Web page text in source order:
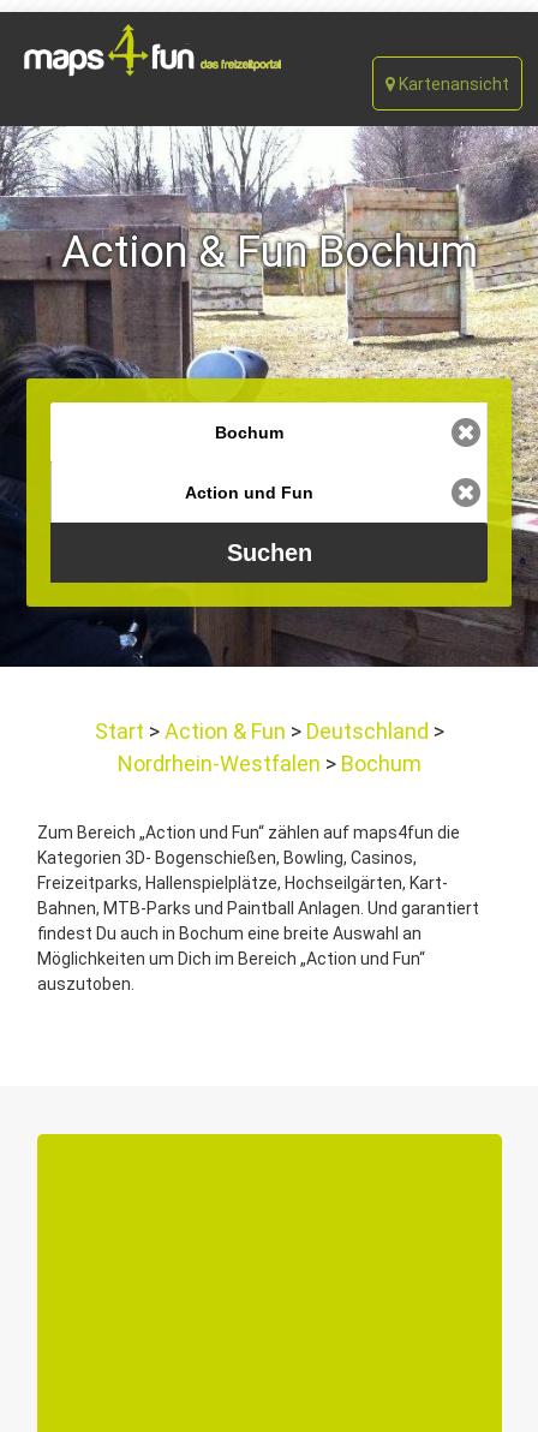
Kartenansicht
Action & Fun Bochum
Start Action & Fun
Deutschland
Nordrhein-Westfalen
Bochum
Zum Bereich „Action und Fun“ zählen auf maps4fun die
Kategorien 3D- Bogenschießen, Bowling, Casinos,
Freizeitparks, Hallenspielplätze, Hochseilgärten, Kart-
Bahnen, MTB-Parks und Paintball Anlagen. Und garantiert
findest Du auch in Bochum eine breite Auswahl an
Möglichkeiten um Dich im Bereich „Action und Fun“
auszutoben.